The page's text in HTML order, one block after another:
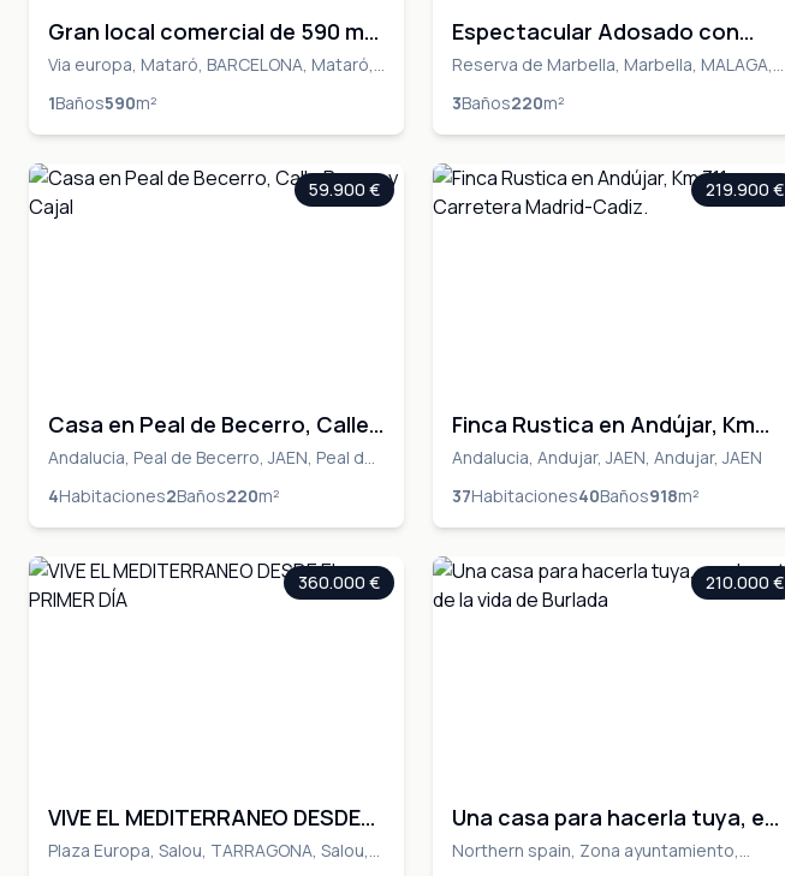
Gran local comercial de 590 m²
en Via Europa – Una inversión
con múltiples posibilidades de
negocio
Via europa, Mataró, BARCELONA, Mataró,
1Baños590m²
Espectacular Adosado con
Solárium Privado y Vistas en La
Reserva de Marbella
Reserva de Marbella, Marbella, MALAGA,
3Baños220m²
59.900 €
Casa en Peal de Becerro, Calle
Ramon y Cajal
Andalucia, Peal de Becerro, JAEN, Peal de
4Habitaciones2Baños220m²
219.900 €
Finca Rustica en Andújar, Km
311 Carretera Madrid-Cadiz.
Andalucia, Andujar, JAEN, Andujar, JAEN
37Habitaciones40Baños918m²
360.000 €
VIVE EL MEDITERRANEO DESDE
EL PRIMER DÍA
Plaza Europa, Salou, TARRAGONA, Salou,
210.000 €
Una casa para hacerla tuya, en
el centro de la vida de Burlada
Northern spain, Zona ayuntamiento,